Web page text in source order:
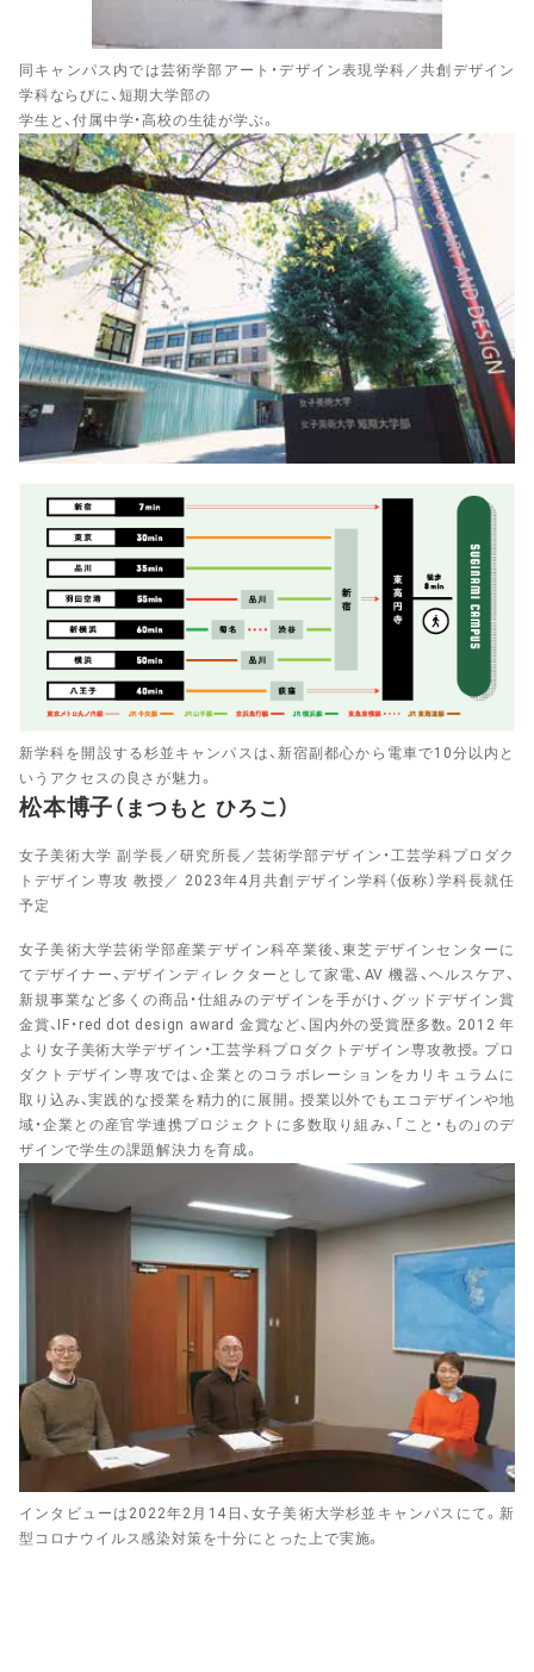
同キャンパス内では芸術学部アート・デザイン表現学科／共創デザイン
学科ならびに、短期大学部の
学生と、付属中学・高校の生徒が学ぶ。
新学科を開設する杉並キャンパスは、新宿副都心から電車で10分以内と
いうアクセスの良さが魅力。
松本博子 （まつもと ひろこ）
女子美術大学 副学長／研究所長／芸術学部デザイン・工芸学科プロダク
トデザイン専攻 教授／ 2023年4月共創デザイン学科（仮称）学科長就任
予定
女子美術大学芸術学部産業デザイン科卒業後、東芝デザインセンターに
てデザイナー、デザインディレクターとして家電、AV 機器、ヘルスケア、
新規事業など多くの商品・仕組みのデザインを手がけ、グッドデザイン賞
金賞、IF・red dot design award 金賞など、国内外の受賞歴多数。2012 年
より女子美術大学デザイン・工芸学科プロダクトデザイン専攻教授。プロ
ダクトデザイン専攻では、企業とのコラボレーションをカリキュラムに
取り込み、実践的な授業を精力的に展開。授業以外でもエコデザインや地
域・企業との産官学連携プロジェクトに多数取り組み、「こと・もの」のデ
ザインで学生の課題解決力を育成。
インタビューは2022年2月14日、女子美術大学杉並キャンパスにて。新
型コロナウイルス感染対策を十分にとった上で実施。